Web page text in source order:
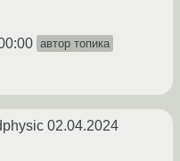
автор топика
02.04.2024